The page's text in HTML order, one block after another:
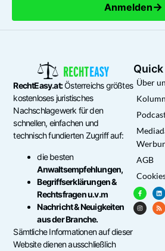
Anmelden→
RechtEasy.at:Österreichs größtes
kostenloses juristisches
Nachschlagewerk für den
schnellen, einfachen und
technisch fundierten Zugriff auf:
die besten
Anwaltsempfehlungen,
Begriffserklärungen &
Rechtsfragen u.v.m
Nachricht & Neuigkeiten
aus der Branche.
Sämtliche Informationen auf dieser
Website dienen ausschließlich
Über
AGB